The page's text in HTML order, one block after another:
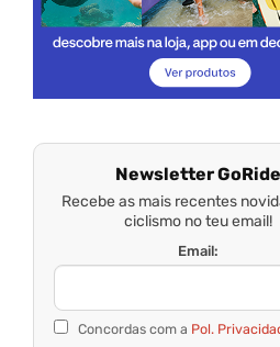
Newsletter GoRide
Recebe as mais recentes
ciclismo no teu email!
Email:
Concordas com a Pol.